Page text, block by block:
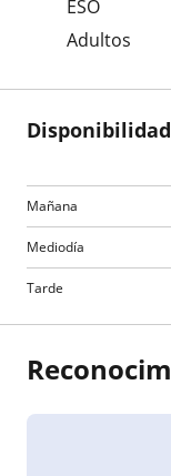
ESO
Adultos
Disponibilidad
Mañana
Mediodía
Tarde